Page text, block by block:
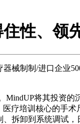
性、领
制制/进口企业
将其投资的
疗培训核心的手
拆卸到系统调试